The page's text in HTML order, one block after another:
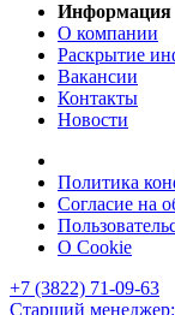
Информация
О компании
Раскрытие
Вакансии
Контакты
Новости
Политика
Согласие на
О Cookie
+7 (3822) 71-09-63
Старший